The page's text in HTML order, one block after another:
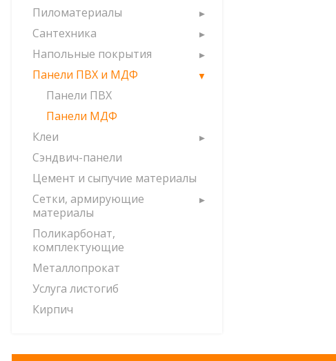
Пиломатериалы
Сантехника
Напольные покрытия
Панели ПВХ и МДФ
Панели ПВХ
Панели МДФ
Клеи
Сэндвич-панели
Цемент и сыпучие материалы
Сетки, армирующие
материалы
Поликарбонат,
комплектующие
Металлопрокат
Услуга листогиб
Кирпич